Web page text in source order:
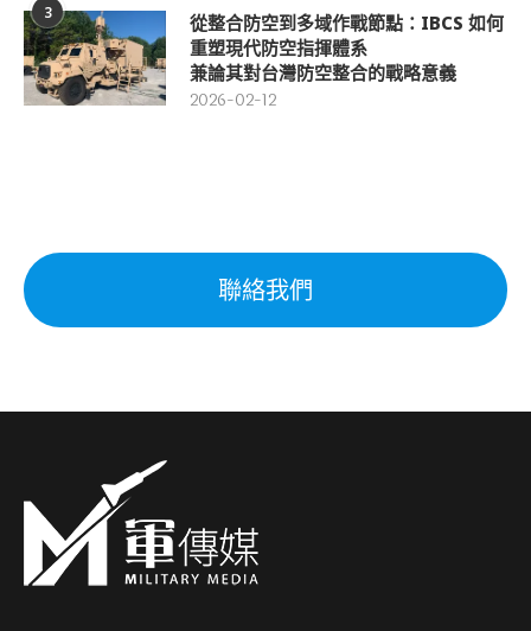
3
從整合防空到多域作戰節點：IBCS 如何
重塑現代防空指揮體系
兼論其對台灣防空整合的戰略意義
2026-02-12
聯絡我們